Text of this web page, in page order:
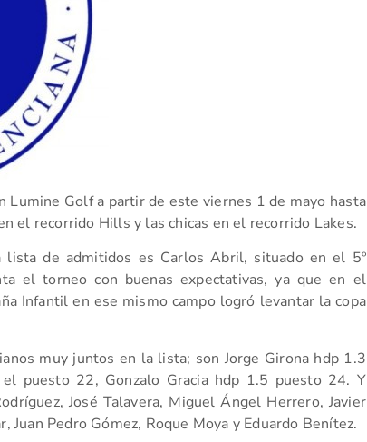
Lumine Golf a partir de este viernes 1 de mayo hasta
el recorrido Hills y las chicas en el recorrido Lakes.
lista de admitidos es Carlos Abril, situado en el 5º
el torneo con buenas expectativas, ya que en el
Infantil en ese mismo campo logró levantar la copa
muy juntos en la lista; son Jorge Girona hdp 1.3
puesto 22, Gonzalo Gracia hdp 1.5 puesto 24. Y
José Talavera, Miguel Ángel Herrero, Javier
Pedro Gómez, Roque Moya y Eduardo Benítez.